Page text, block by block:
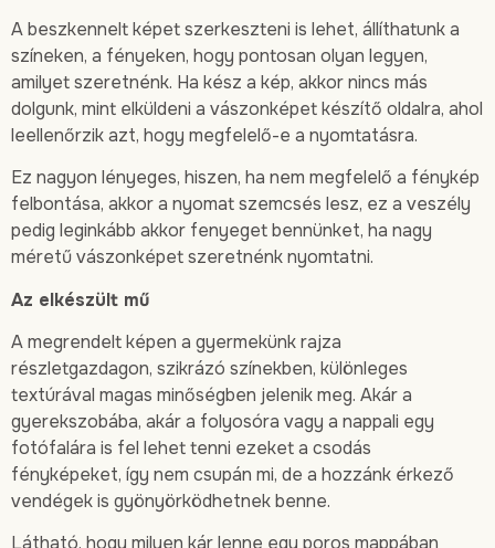
A beszkennelt képet szerkeszteni is lehet, állíthatunk a
színeken, a fényeken, hogy pontosan olyan legyen,
amilyet szeretnénk. Ha kész a kép, akkor nincs más
dolgunk, mint elküldeni a vászonképet készítő oldalra, ahol
leellenőrzik azt, hogy megfelelő-e a nyomtatásra.
Ez nagyon lényeges, hiszen, ha nem megfelelő a fénykép
felbontása, akkor a nyomat szemcsés lesz, ez a veszély
pedig leginkább akkor fenyeget bennünket, ha nagy
méretű vászonképet szeretnénk nyomtatni.
Az elkészült mű
A megrendelt képen a gyermekünk rajza
részletgazdagon, szikrázó színekben, különleges
textúrával magas minőségben jelenik meg. Akár a
gyerekszobába, akár a folyosóra vagy a nappali egy
fotófalára is fel lehet tenni ezeket a csodás
fényképeket, így nem csupán mi, de a hozzánk érkező
vendégek is gyönyörködhetnek benne.